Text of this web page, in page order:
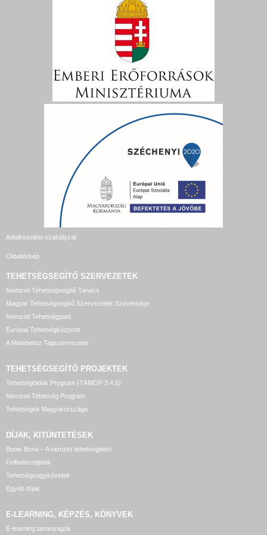
Adatkezelési szabályzat
Oldaltérkép
TEHETSÉGSEGÍTŐ SZERVEZETEK
Nemzeti Tehetségsegítő Tanács
Magyar Tehetségsegítő Szervezetek Szövetsége
Nemzeti Tehetségpont
Európai Tehetségközpont
A Matehetsz Tagszervezetei
TEHETSÉGSEGÍTŐ PROJEKTEK
Tehetséghidak Program (TÁMOP 3.4.5)
Nemzeti Tehetség Program
Tehetségek Magyarországa
DÍJAK, KITÜNTETÉSEK
Bonis Bona – A nemzet tehetségeiért
Felfedezettjeink
Tehetségnagykövetek
Egyéb díjak
E-LEARNING, KÉPZÉS, KÖNYVEK
E-learning tananyagok